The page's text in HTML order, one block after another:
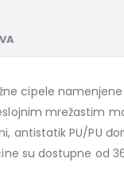
cipele
mrežastim
antistatik PU/PU
su dostupne od